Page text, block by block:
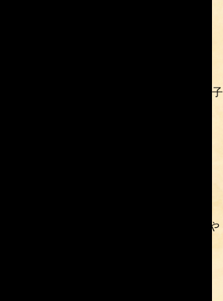
とりでに回り、聞こえてくるのは—— 子
、懐かしい時間を描きました。
板の余熱音を重ね、 昭和の夜に漂う“や